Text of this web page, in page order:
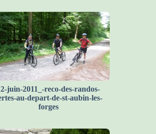
juin-2011_-reco-des-randos-
au-depart-de-st-aubin-les-
forges